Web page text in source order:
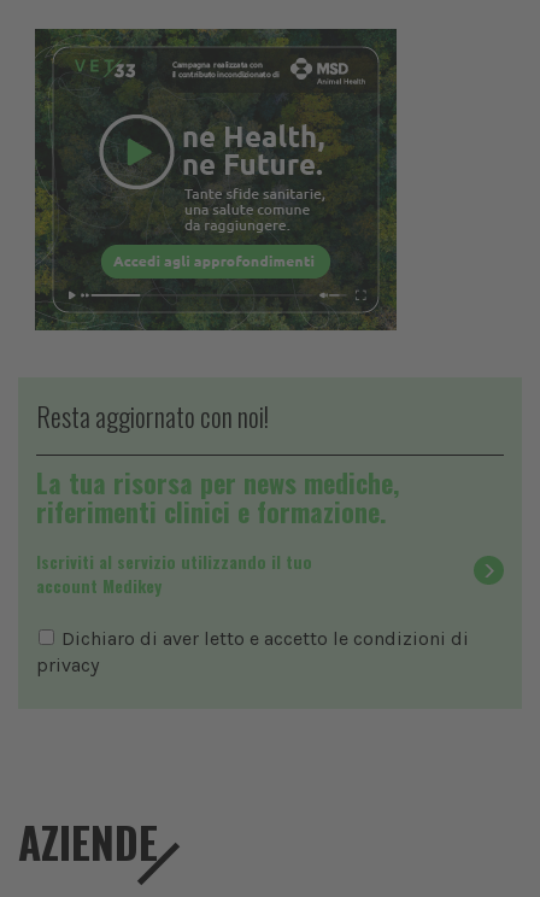
Resta aggiornato con noi!
La tua risorsa per news mediche,
riferimenti clinici e formazione.
Iscriviti al servizio utilizzando il tuo
account Medikey
Dichiaro di aver letto e accetto le condizioni di
privacy
AZIENDE